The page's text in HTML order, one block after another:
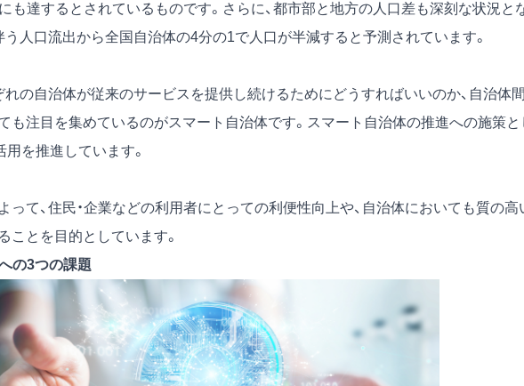
も達するとされているものです。さらに、都市部と地方の人口差も深刻な状況と
う人口流出から全国自治体の4分の1で人口が半減すると予測されています。
れの自治体が従来のサービスを提供し続けるためにどうすればいいのか、自治体
も注目を集めているのがスマート自治体です。スマート自治体の推進への施策と
用を推進しています。
って、住民・企業などの利用者にとっての利便性向上や、自治体においても質の高
ことを目的としています。
の3つの課題